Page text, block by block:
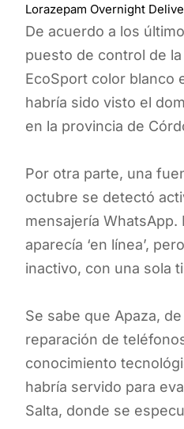
Lorazepam Overnight
De acuerdo a los
puesto de control de
EcoSport color blanco
habría sido visto el
en la provincia de
Por otra parte, una
octubre se detectó
mensajería WhatsApp.
aparecía ‘en línea’,
inactivo, con una sola
Se sabe que Apaza,
reparación de
conocimiento
habría servido para
Salta, donde se